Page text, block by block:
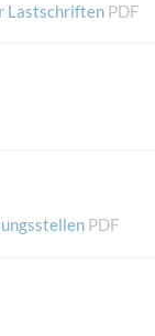
Lastschriften PDF
PDF